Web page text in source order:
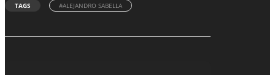
TAGS #ALEJANDRO SABELLA